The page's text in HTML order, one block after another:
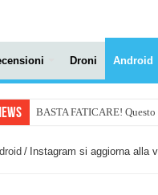
Droni Android
BASTA FATICARE!
/ Instagram si aggiorna alla